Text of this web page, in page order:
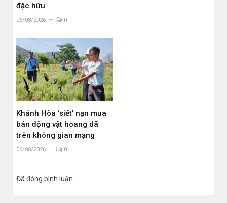
đặc hữu
06/08/2026 0
Khánh Hòa ‘siết’ nạn mua
bán động vật hoang dã
trên không gian mạng
06/08/2026 0
Đã đóng bình luận.